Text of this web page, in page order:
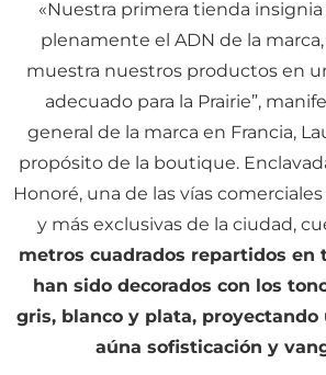
«Nuestra primera tienda insignia
plenamente el ADN de la
muestra nuestros productos en
adecuado para la Prairie”,
general de la marca en Francia,
propósito de la boutique.
Honoré, una de las vías
y más exclusivas de la ciudad,
metros cuadrados repartidos en
han sido decorados con los
gris, blanco y plata, proyectando
aúna sofisticación y